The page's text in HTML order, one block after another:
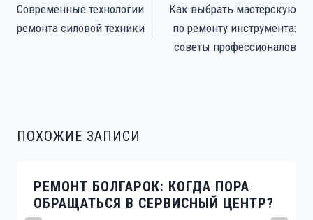
ЗАПИСЯМ
Современные технологии
ремонта силовой техники
Как выбрать мастерскую
по ремонту инструмента:
советы профессионалов
ПОХОЖИЕ ЗАПИСИ
РЕМОНТ БОЛГАРОК: КОГДА ПОРА
ОБРАЩАТЬСЯ В СЕРВИСНЫЙ ЦЕНТР?